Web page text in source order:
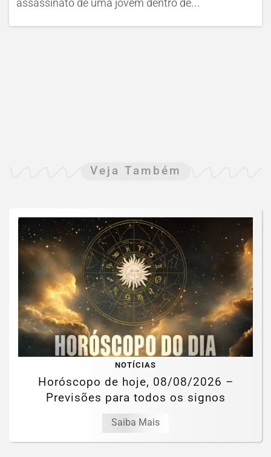
assassinato de uma jovem dentro de...
Veja Também
NOTÍCIAS
Horóscopo de hoje, 08/08/2026 –
Previsões para todos os signos
Saiba Mais